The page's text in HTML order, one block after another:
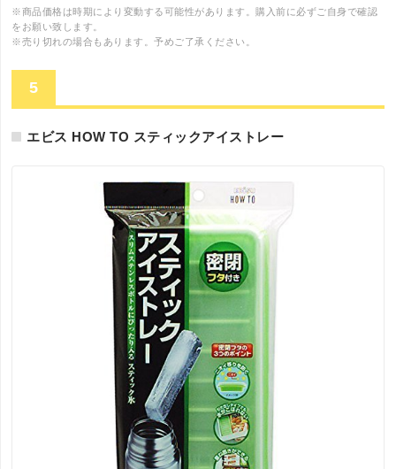
※商品価格は時期により変動する可能性があります。購入前に必ずご自身で確認
をお願い致します。
※売り切れの場合もあります。予めご了承ください。
5
エビス HOW TO スティックアイストレー